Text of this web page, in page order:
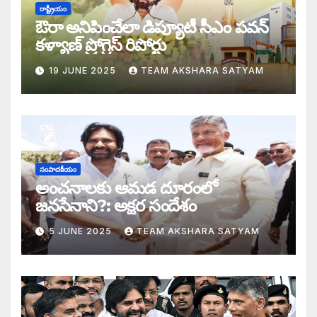
సీజ్ ద బోట్ కాదు – సీజ్ ద సిస్టం: జనసేనానికి
కూటమిలో కుమ్ములాటలు – వైసీపీలో కేరింతలపై
అంజనీ పుత్రుడు పవర్ కళ్యాణ్ పై అక్షర
రాష్ట్ర ఉప ముఖ్యమంత్రిగా బాధ్యతలు
గరళకంఠుడు చేతిలో గ్రామీణం – సేనాని
పవన్ కళ్యాణ్ డిప్యూటీ సీఎం – శాఖలు
జనసేనాని విజయం వెనుక నమ్మలేని నిజాలు:
కన్నుల విందుగా ఏపీ కొత్త ప్రభుత్వ ప్రమాణ
రాష్ట్రీయం
ఔరా అనిపించేలా డిప్యూటీ సీఎం పవన్
కళ్యాణ్ ప్రోగ్రెస్ రిపోర్టు
19 JUNE 2025 TEAM AKSHARA SATYAM
సంపాదకీయం
అంచనాలకు ఆమడ దూరంలో
జనసేనాని?: అక్షర సందేశం
5 JUNE 2025 TEAM AKSHARA SATYAM